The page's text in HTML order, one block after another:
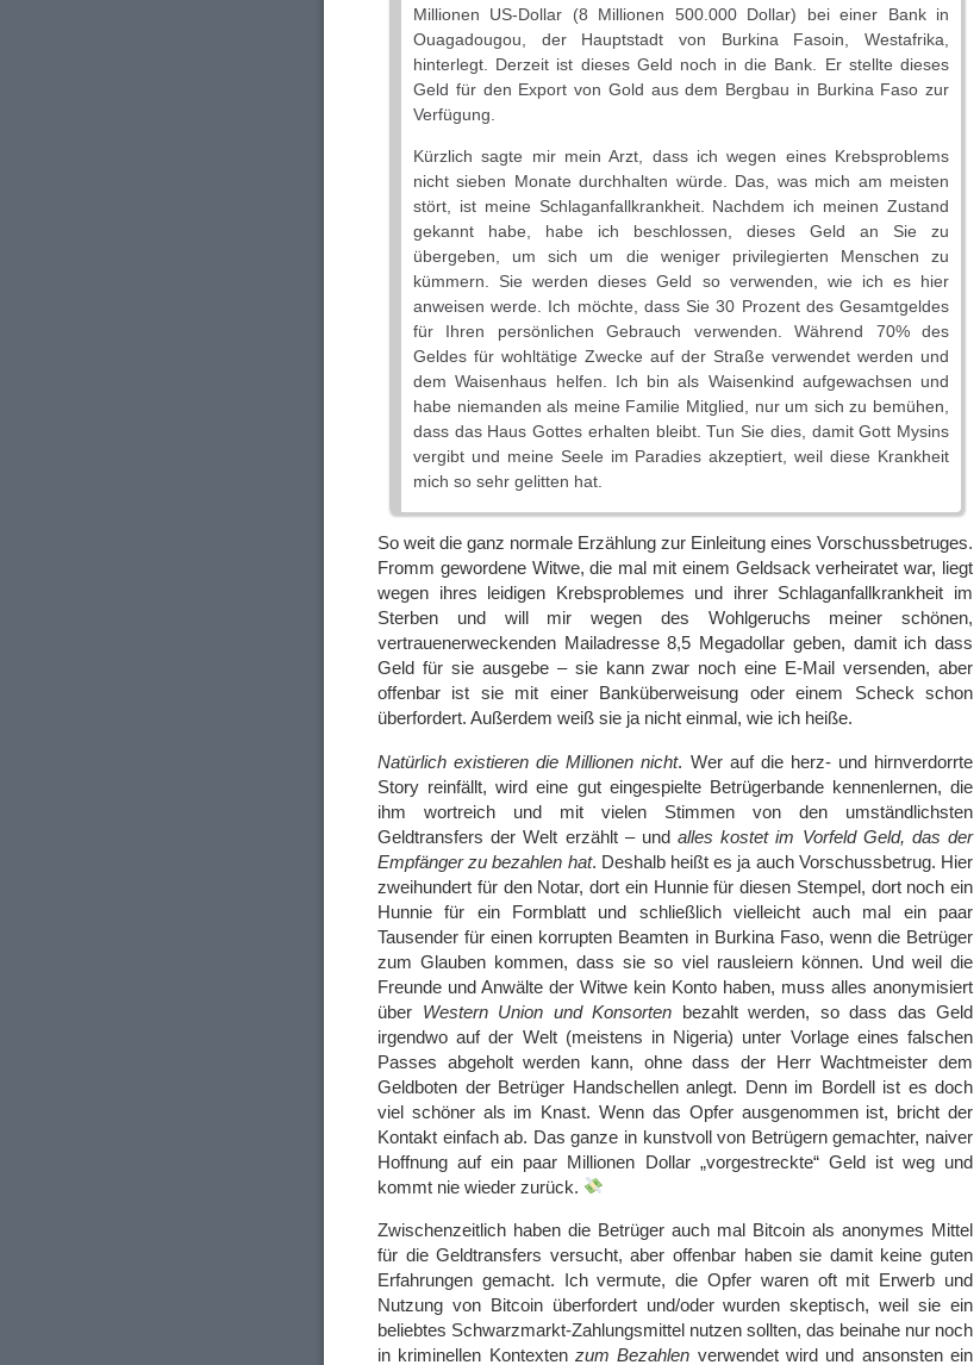
Millionen US-Dollar (8 Millionen 500.000 Dollar) bei einer Bank in
Ouagadougou, der Hauptstadt von Burkina Fasoin, Westafrika,
hinterlegt. Derzeit ist dieses Geld noch in die Bank. Er stellte dieses
Geld für den Export von Gold aus dem Bergbau in Burkina Faso zur
Verfügung.
Kürzlich sagte mir mein Arzt, dass ich wegen eines Krebsproblems
nicht sieben Monate durchhalten würde. Das, was mich am meisten
stört, ist meine Schlaganfallkrankheit. Nachdem ich meinen Zustand
gekannt habe, habe ich beschlossen, dieses Geld an Sie zu
übergeben, um sich um die weniger privilegierten Menschen zu
kümmern. Sie werden dieses Geld so verwenden, wie ich es hier
anweisen werde. Ich möchte, dass Sie 30 Prozent des Gesamtgeldes
für Ihren persönlichen Gebrauch verwenden. Während 70% des
Geldes für wohltätige Zwecke auf der Straße verwendet werden und
dem Waisenhaus helfen. Ich bin als Waisenkind aufgewachsen und
habe niemanden als meine Familie Mitglied, nur um sich zu bemühen,
dass das Haus Gottes erhalten bleibt. Tun Sie dies, damit Gott Mysins
vergibt und meine Seele im Paradies akzeptiert, weil diese Krankheit
mich so sehr gelitten hat.
So weit die ganz normale Erzählung zur Einleitung eines Vorschussbetruges.
Fromm gewordene Witwe, die mal mit einem Geldsack verheiratet war, liegt
wegen ihres leidigen Krebsproblemes und ihrer Schlaganfallkrankheit im
Sterben und will mir wegen des Wohlgeruchs meiner schönen,
vertrauenerweckenden Mailadresse 8,5 Megadollar geben, damit ich dass
Geld für sie ausgebe – sie kann zwar noch eine E-Mail versenden, aber
offenbar ist sie mit einer Banküberweisung oder einem Scheck schon
überfordert. Außerdem weiß sie ja nicht einmal, wie ich heiße.
Natürlich existieren die Millionen nicht. Wer auf die herz- und hirnverdorrte
Story reinfällt, wird eine gut eingespielte Betrügerbande kennenlernen, die
ihm wortreich und mit vielen Stimmen von den umständlichsten
Geldtransfers der Welt erzählt – und alles kostet im Vorfeld Geld, das der
Empfänger zu bezahlen hat. Deshalb heißt es ja auch Vorschussbetrug. Hier
zweihundert für den Notar, dort ein Hunnie für diesen Stempel, dort noch ein
Hunnie für ein Formblatt und schließlich vielleicht auch mal ein paar
Tausender für einen korrupten Beamten in Burkina Faso, wenn die Betrüger
zum Glauben kommen, dass sie so viel rausleiern können. Und weil die
Freunde und Anwälte der Witwe kein Konto haben, muss alles anonymisiert
über Western Union und Konsorten bezahlt werden, so dass das Geld
irgendwo auf der Welt (meistens in Nigeria) unter Vorlage eines falschen
Passes abgeholt werden kann, ohne dass der Herr Wachtmeister dem
Geldboten der Betrüger Handschellen anlegt. Denn im Bordell ist es doch
viel schöner als im Knast. Wenn das Opfer ausgenommen ist, bricht der
Kontakt einfach ab. Das ganze in kunstvoll von Betrügern gemachter, naiver
Hoffnung auf ein paar Millionen Dollar „vorgestreckte“ Geld ist weg und
kommt nie wieder zurück.
Zwischenzeitlich haben die Betrüger auch mal Bitcoin als anonymes Mittel
für die Geldtransfers versucht, aber offenbar haben sie damit keine guten
Erfahrungen gemacht. Ich vermute, die Opfer waren oft mit Erwerb und
Nutzung von Bitcoin überfordert und/oder wurden skeptisch, weil sie ein
beliebtes Schwarzmarkt-Zahlungsmittel nutzen sollten, das beinahe nur noch
in kriminellen Kontexten zum Bezahlen verwendet wird und ansonsten ein